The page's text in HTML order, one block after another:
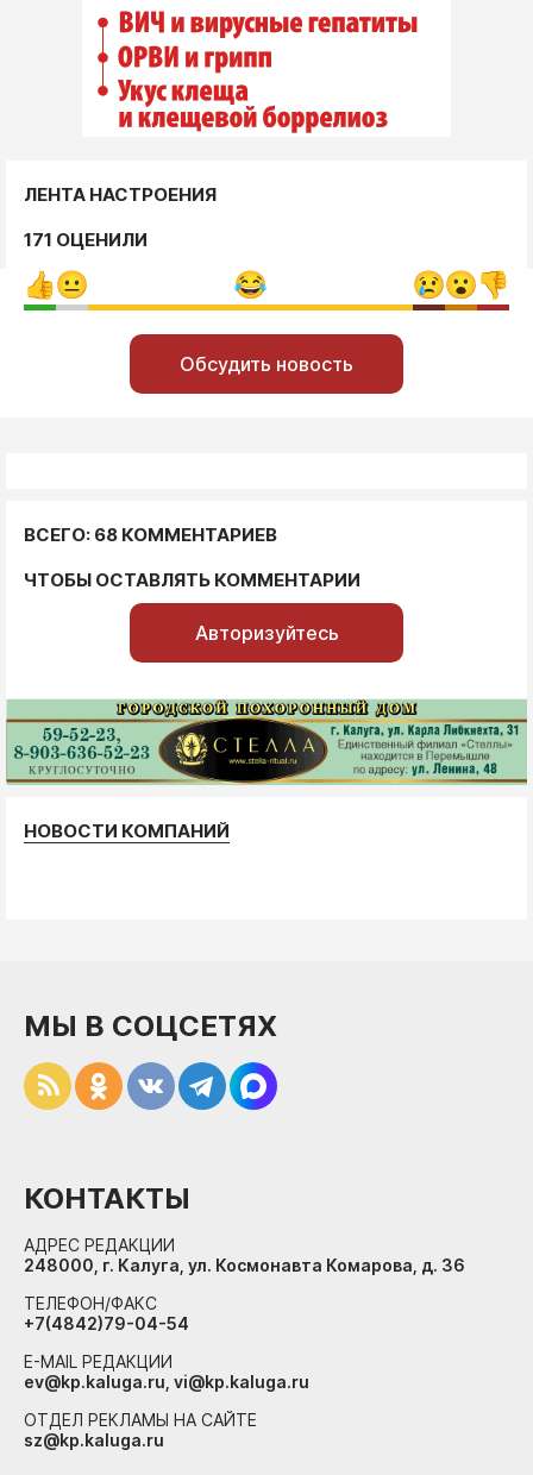
ЛЕНТА НАСТРОЕНИЯ
171 ОЦЕНИЛИ
Обсудить новость
ВСЕГО: 68 КОММЕНТАРИЕВ
ЧТОБЫ ОСТАВЛЯТЬ КОММЕНТАРИИ
Авторизуйтесь
НОВОСТИ КОМПАНИЙ
МЫ В СОЦСЕТЯХ
КОНТАКТЫ
АДРЕС РЕДАКЦИИ
248000, г. Калуга, ул. Космонавта Комарова, д. 36
ТЕЛЕФОН/ФАКС
+7(4842)79-04-54
E-MAIL РЕДАКЦИИ
ev@kp.kaluga.ru, vi@kp.kaluga.ru
ОТДЕЛ РЕКЛАМЫ НА САЙТЕ
sz@kp.kaluga.ru